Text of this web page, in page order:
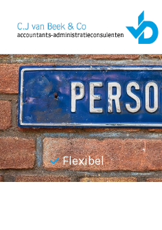
Flexibel